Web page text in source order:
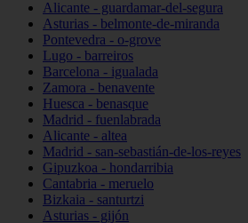
Alicante - guardamar-del-segura
Asturias - belmonte-de-miranda
Pontevedra - o-grove
Lugo - barreiros
Barcelona - igualada
Zamora - benavente
Huesca - benasque
Madrid - fuenlabrada
Alicante - altea
Madrid - san-sebastián-de-los-reyes
Gipuzkoa - hondarribia
Cantabria - meruelo
Bizkaia - santurtzi
Asturias - gijón